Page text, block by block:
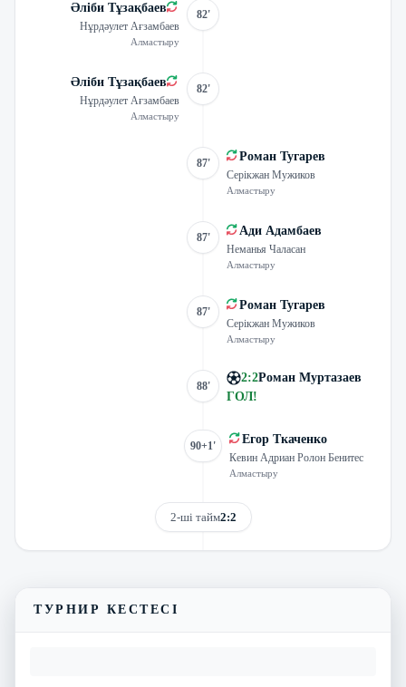
Әліби Тұзақбаев
Нұрдәулет Ағзамбаев
Алмастыру
82'
Әліби Тұзақбаев
Нұрдәулет Ағзамбаев
Алмастыру
82'
87' Роман Тугарев
Серікжан Мужиков
Алмастыру
87' Ади Адамбаев
Неманья Чаласан
Алмастыру
87' Роман Тугарев
Серікжан Мужиков
Алмастыру
88'
2:2Роман Муртазаев
ГОЛ!
90+1' Егор Ткаченко
Кевин Адриан Ролон Бенитес
Алмастыру
2-ші тайм2:2
ТУРНИР КЕСТЕСІ